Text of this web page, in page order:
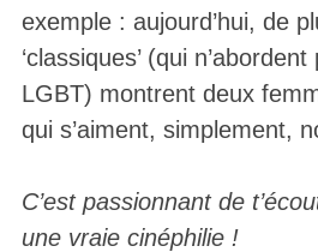
exemple : aujourd’hui, de
‘classiques’ (qui
LGBT) montrent deux
qui s’aiment, simplement,
C’est passionnant de
une vraie cinéphilie !